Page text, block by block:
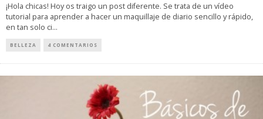
¡Hola chicas! Hoy os traigo un post diferente. Se trata de un vídeo
tutorial para aprender a hacer un maquillaje de diario sencillo y rápido,
en tan solo ci...
BELLEZA 4 COMENTARIOS